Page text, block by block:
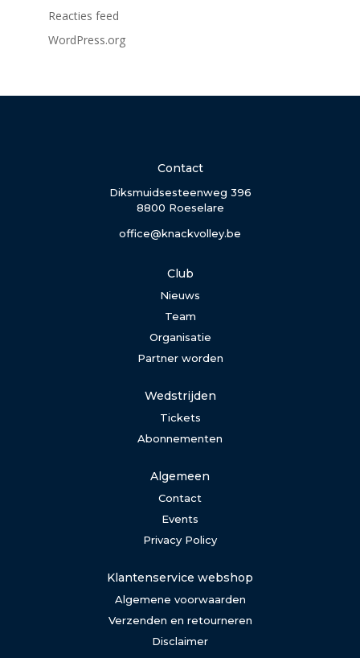
Reacties feed
WordPress.org
Contact
Diksmuidsesteenweg 396
8800 Roeselare
office@knackvolley.be
Club
Nieuws
Team
Organisatie
Partner worden
Wedstrijden
Tickets
Abonnementen
Algemeen
Contact
Events
Privacy Policy
Klantenservice webshop
Algemene voorwaarden
Verzenden en retourneren
Disclaimer